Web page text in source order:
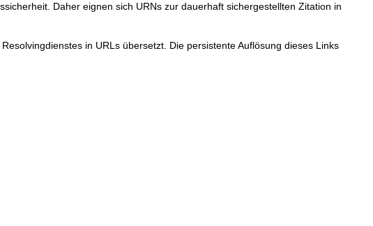
Daher eignen sich URNs zur dauerhaft sichergestellten Zitation in
in URLs übersetzt. Die persistente Auflösung dieses Links